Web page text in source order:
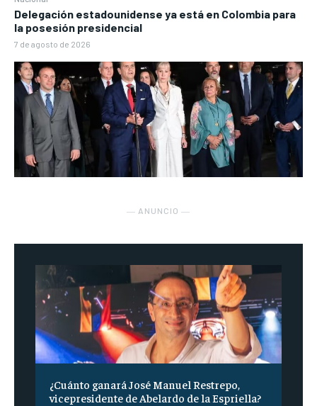
Delegación estadounidense ya está en Colombia para
la posesión presidencial
7 de agosto de 2026
― ANUNCIO ―
¿Cuánto ganará José Manuel Restrepo,
vicepresidente de Abelardo de la Espriella?